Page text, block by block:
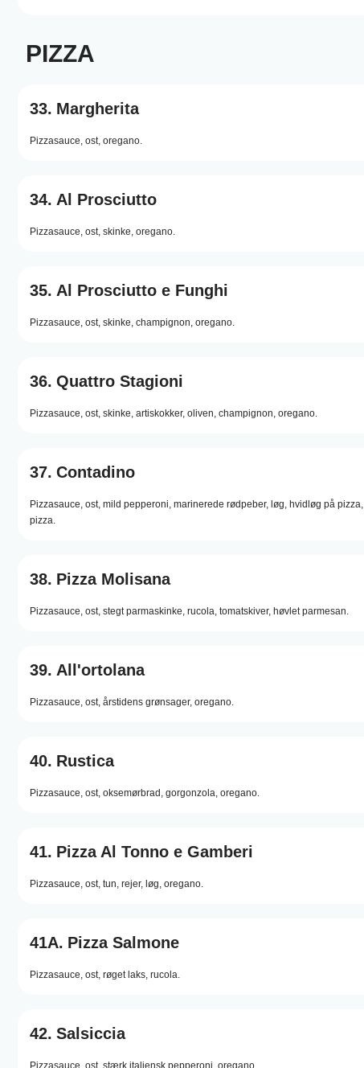
PIZZA
33. Margherita
Pizzasauce, ost, oregano.
34. Al Prosciutto
Pizzasauce, ost, skinke, oregano.
35. Al Prosciutto e Funghi
Pizzasauce, ost, skinke, champignon, oregano.
36. Quattro Stagioni
Pizzasauce, ost, skinke, artiskokker, oliven, champignon, oregano.
37. Contadino
Pizzasauce, ost, mild pepperoni, marinerede rødpeber, løg, hvidløg på pizza,
pizza.
38. Pizza Molisana
Pizzasauce, ost, stegt parmaskinke, rucola, tomatskiver, høvlet parmesan.
39. All'ortolana
Pizzasauce, ost, årstidens grønsager, oregano.
40. Rustica
Pizzasauce, ost, oksemørbrad, gorgonzola, oregano.
41. Pizza Al Tonno e Gamberi
Pizzasauce, ost, tun, rejer, løg, oregano.
41A. Pizza Salmone
Pizzasauce, ost, røget laks, rucola.
42. Salsiccia
Pizzasauce, ost, stærk italiensk pepperoni, oregano.